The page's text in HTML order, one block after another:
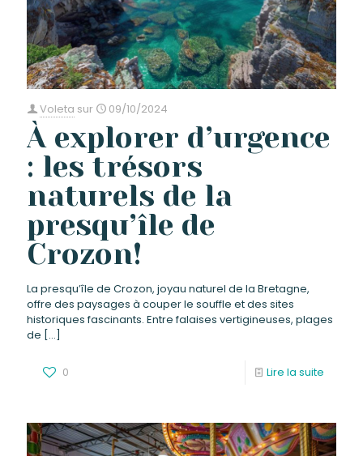
Voleta sur 09/10/2024
À explorer d’urgence
: les trésors
naturels de la
presqu’île de
Crozon!
La presqu’île de Crozon, joyau naturel de la Bretagne,
offre des paysages à couper le souffle et des sites
historiques fascinants. Entre falaises vertigineuses, plages
de […]
0 Lire la suite